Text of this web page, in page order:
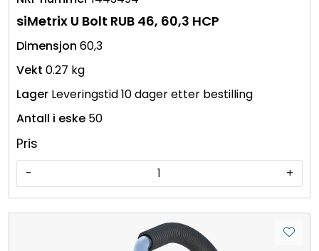
siMetrix U Bolt RUB 46, 60,3 HCP
60,3
0.27 kg
Leveringstid 10 dager etter bestilling
50
Pris
- +